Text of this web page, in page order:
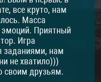
грн
16:20
1200грн
17:40
все круто, нам
Масса
эмоций. Приятный
Игра
заданиями, нам
не хватило)))
своим друзьям.